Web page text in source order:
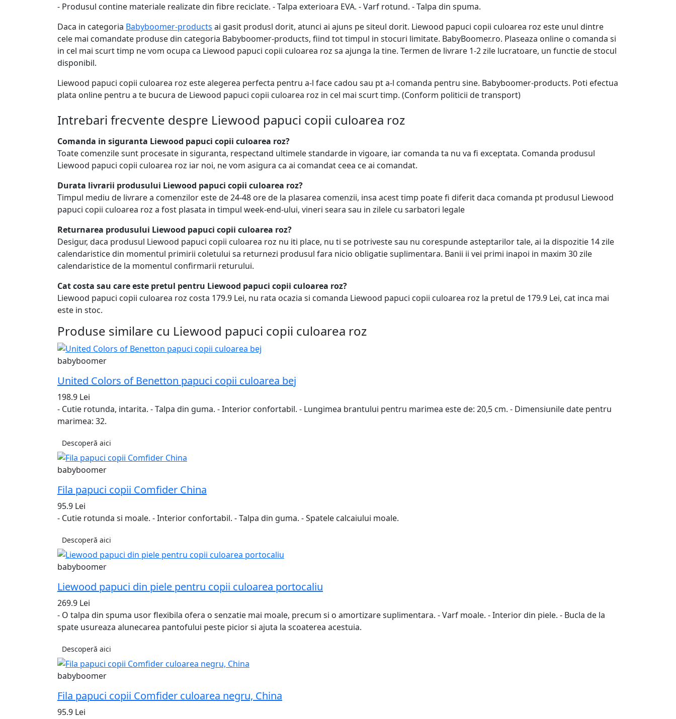
- Produsul contine materiale realizate din fibre reciclate. - Talpa exterioara EVA. - Varf rotund. - Talpa din spuma.
Daca in categoria Babyboomer-products ai gasit produsl dorit, atunci ai ajuns pe siteul dorit. Liewood papuci copii culoarea roz este unul dintre
cele mai comandate produse din categoria Babyboomer-products, fiind tot timpul in stocuri limitate. BabyBoomer.ro. Plaseaza online o comanda si
in cel mai scurt timp ne vom ocupa ca Liewood papuci copii culoarea roz sa ajunga la tine. Termen de livrare 1-2 zile lucratoare, un functie de stocul
disponibil.
Liewood papuci copii culoarea roz este alegerea perfecta pentru a-l face cadou sau pt a-l comanda pentru sine. Babyboomer-products. Poti efectua
plata online pentru a te bucura de Liewood papuci copii culoarea roz in cel mai scurt timp. (Conform politicii de transport)
Intrebari frecvente despre Liewood papuci copii culoarea roz
Comanda in siguranta Liewood papuci copii culoarea roz?
Toate comenzile sunt procesate in siguranta, respectand ultimele standarde in vigoare, iar comanda ta nu va fi exceptata. Comanda produsul
Liewood papuci copii culoarea roz iar noi, ne vom asigura ca ai comandat ceea ce ai comandat.
Durata livrarii produsului Liewood papuci copii culoarea roz?
Timpul mediu de livrare a comenzilor este de 24-48 ore de la plasarea comenzii, insa acest timp poate fi diferit daca comanda pt produsul Liewood
papuci copii culoarea roz a fost plasata in timpul week-end-ului, vineri seara sau in zilele cu sarbatori legale
Returnarea produsului Liewood papuci copii culoarea roz?
Desigur, daca produsul Liewood papuci copii culoarea roz nu iti place, nu ti se potriveste sau nu corespunde asteptarilor tale, ai la dispozitie 14 zile
calendaristice din momentul primirii coletului sa returnezi produsul fara nicio obligatie suplimentara. Banii ii vei primi inapoi in maxim 30 zile
calendaristice de la momentul confirmarii returului.
Cat costa sau care este pretul pentru Liewood papuci copii culoarea roz?
Liewood papuci copii culoarea roz costa 179.9 Lei, nu rata ocazia si comanda Liewood papuci copii culoarea roz la pretul de 179.9 Lei, cat inca mai
este in stoc.
Produse similare cu Liewood papuci copii culoarea roz
babyboomer
United Colors of Benetton papuci copii culoarea bej
198.9 Lei
- Cutie rotunda, intarita. - Talpa din guma. - Interior confortabil. - Lungimea brantului pentru marimea este de: 20,5 cm. - Dimensiunile date pentru
marimea: 32.
Descoperă aici
babyboomer
Fila papuci copii Comfider China
95.9 Lei
- Cutie rotunda si moale. - Interior confortabil. - Talpa din guma. - Spatele calcaiului moale.
Descoperă aici
babyboomer
Liewood papuci din piele pentru copii culoarea portocaliu
269.9 Lei
- O talpa din spuma usor flexibila ofera o senzatie mai moale, precum si o amortizare suplimentara. - Varf moale. - Interior din piele. - Bucla de la
spate usureaza alunecarea pantofului peste picior si ajuta la scoaterea acestuia.
Descoperă aici
babyboomer
Fila papuci copii Comfider culoarea negru, China
95.9 Lei